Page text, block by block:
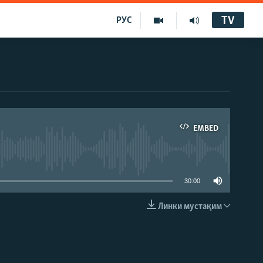
РУС TV
EMBED
EMBED
30:00
Линки мустақим